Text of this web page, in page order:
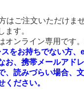
はご注文いただけま
ます。
オンライン専用です
をお持ちでない方
お、携帯メールアド
、読みづらい場合、
ください。